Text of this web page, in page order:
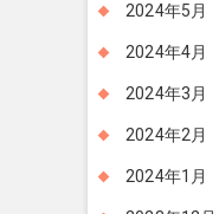
2024年5月
2024年4月
2024年3月
2024年2月
2024年1月